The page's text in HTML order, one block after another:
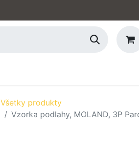
Všetky produkty
Vzorka podlahy, MOLAND, 3P